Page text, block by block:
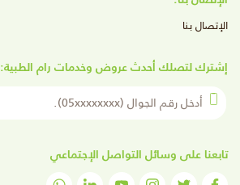
الإتصال بنا
إشترك لتصلك أحدث عروض وخدمات رام الطبية:
أدخل رقم الجوال
تابعنا على وسائل التواصل الإجتماعي